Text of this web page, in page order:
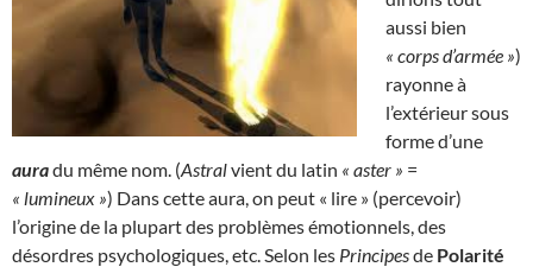
aussi bien
« corps d’armée »)
rayonne à
l’extérieur sous
forme d’une
auradu même nom. (Astralvient du latin « aster » =
« lumineux ») Dans cette aura, on peut « lire » (percevoir)
l’origine de la plupart des problèmes émotionnels, des
désordres psychologiques, etc. Selon les Principesde Polarité